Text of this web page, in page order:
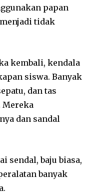
papan
tidak
kembali, kendala
siswa. Banyak
dan tas
Mereka
dan sandal
sendal, baju biasa,
banyak